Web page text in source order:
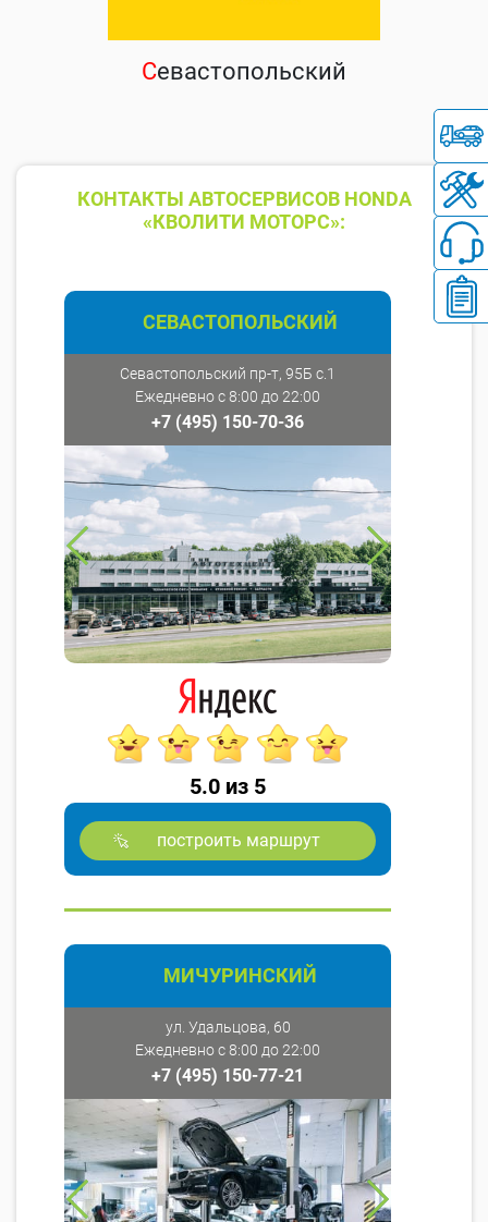
Севастопольский
КОНТАКТЫ АВТОСЕРВИСОВ HONDA
«КВОЛИТИ МОТОРС»:
СЕВАСТОПОЛЬСКИЙ
Севастопольский пр-т, 95Б с.1
Ежедневно с 8:00 до 22:00
+7 (495) 150-70-36
5.0 из 5
построить маршрут
МИЧУРИНСКИЙ
ул. Удальцова, 60
Ежедневно с 8:00 до 22:00
+7 (495) 150-77-21